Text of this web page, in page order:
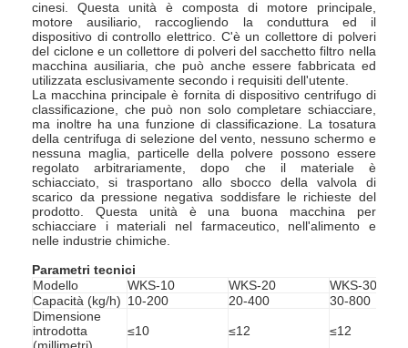
cinesi. Questa unità è composta di motore principale,
motore ausiliario, raccogliendo la conduttura ed il
dispositivo di controllo elettrico. C'è un collettore di polveri
del ciclone e un collettore di polveri del sacchetto filtro nella
macchina ausiliaria, che può anche essere fabbricata ed
utilizzata esclusivamente secondo i requisiti dell'utente.
La macchina principale è fornita di dispositivo centrifugo di
classificazione, che può non solo completare schiacciare,
ma inoltre ha una funzione di classificazione. La tosatura
della centrifuga di selezione del vento, nessuno schermo e
nessuna maglia, particelle della polvere possono essere
regolato arbitrariamente, dopo che il materiale è
schiacciato, si trasportano allo sbocco della valvola di
scarico da pressione negativa soddisfare le richieste del
prodotto. Questa unità è una buona macchina per
schiacciare i materiali nel farmaceutico, nell'alimento e
nelle industrie chimiche.
Parametri tecnici
Modello
WKS-10 WKS-20
WKS-30
Capacità (kg/h) 10-200 20-400
30-800
Dimensione
introdotta
≤10 ≤12 ≤12